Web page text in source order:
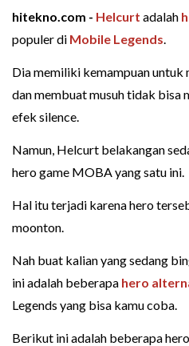
hitekno.com - Helcurt adalah
populer di Mobile Legends.
Dia memiliki kemampuan untuk
dan membuat musuh tidak bisa
efek silence.
Namun, Helcurt belakangan
hero game MOBA yang satu ini.
Hal itu terjadi karena hero
moonton.
Nah buat kalian yang sedang
ini adalah beberapa hero
Legends yang bisa kamu coba.
Berikut ini adalah beberapa